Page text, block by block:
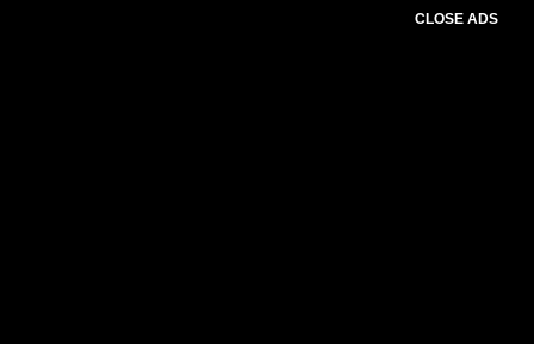
CLOSE ADS